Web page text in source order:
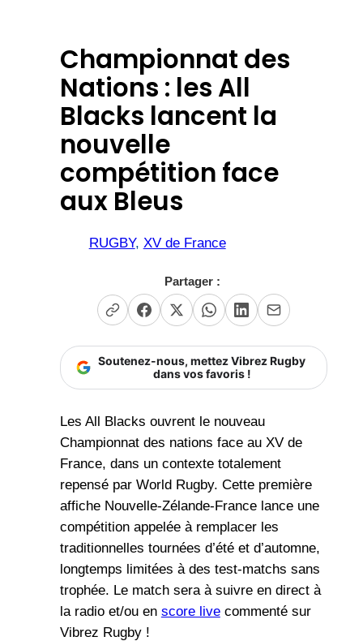
Championnat des
Nations : les All
Blacks lancent la
nouvelle
compétition face
aux Bleus
RUGBY, XV de France
Partager :
Soutenez-nous, mettez Vibrez Rugby
dans vos favoris !
Les All Blacks ouvrent le nouveau
Championnat des nations face au XV de
France, dans un contexte totalement
repensé par World Rugby. Cette première
affiche Nouvelle-Zélande-France lance une
compétition appelée à remplacer les
traditionnelles tournées d’été et d’automne,
longtemps limitées à des test-matchs sans
trophée. Le match sera à suivre en direct à
la radio et/ou en score livecommenté sur
Vibrez Rugby !